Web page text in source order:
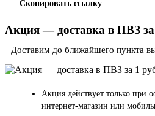
Скопировать ссылку
Акция — доставка в ПВЗ
Доставим до ближайшего пункта
Акция действует только при
интернет-магазин или